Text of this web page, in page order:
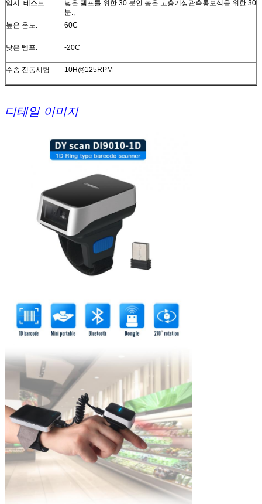
임시. 테스트
낮은 템프를 위한 30 분인 높은 고층기상관측통보식을 위한 30
분.,
높은 온도.
60C
낮은 템프. -20C
수송 진동시험 10H@125RPM
디테일 이미지